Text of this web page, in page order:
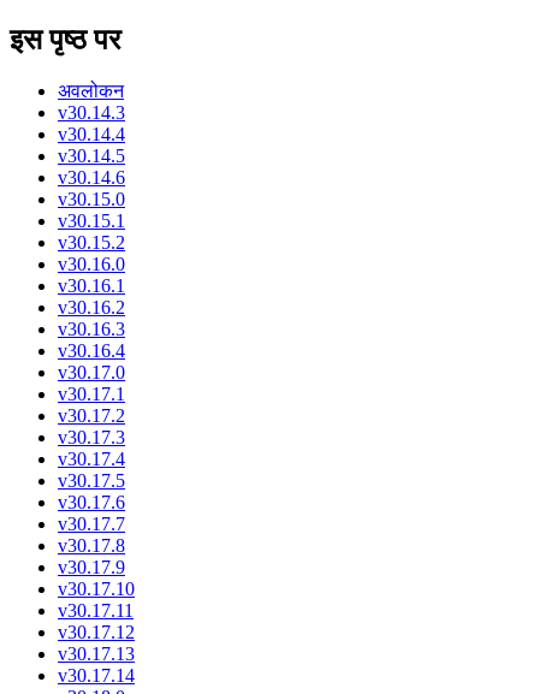
इस पृष्ठ पर
अवलोकन
v30.14.3
v30.14.4
v30.14.5
v30.14.6
v30.15.0
v30.15.1
v30.15.2
v30.16.0
v30.16.1
v30.16.2
v30.16.3
v30.16.4
v30.17.0
v30.17.1
v30.17.2
v30.17.3
v30.17.4
v30.17.5
v30.17.6
v30.17.7
v30.17.8
v30.17.9
v30.17.10
v30.17.11
v30.17.12
v30.17.13
v30.17.14